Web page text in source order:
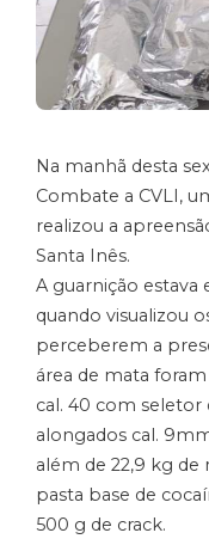
Na manhã desta
Combate a CVLI,
realizou a
Santa Inês.
A guarnição estava
quando visualizou
perceberem a
área de mata
cal. 40 com seletor
alongados cal.
além de 22,9 kg de
pasta base de
500 g de crack.